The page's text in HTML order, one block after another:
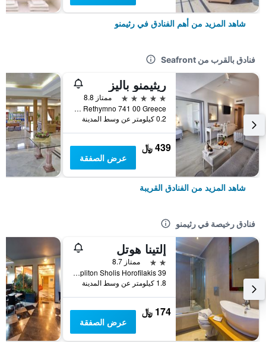
شاهد المزيد من أهم الفنادق في رثيمنو
فنادق بالقرب من Seafront
ريثيمنو باليز
5 نجوم
ممتاز 8.8
Adelianos Kampos Rethymno 741 00 Greece, رثيمنو, اليونان
0.2 كيلومتر عن وسط المدينة
439 ﷼
عرض الصفقة
شاهد المزيد من الفنادق القريبة
فنادق رخيصة في رثيمنو
إلتينا هوتل
2 نجمتين
ممتاز 8.7
39 Opliton Sholis Horofilakis, رثيمنو, اليونان
1.8 كيلومتر عن وسط المدينة
174 ﷼
عرض الصفقة